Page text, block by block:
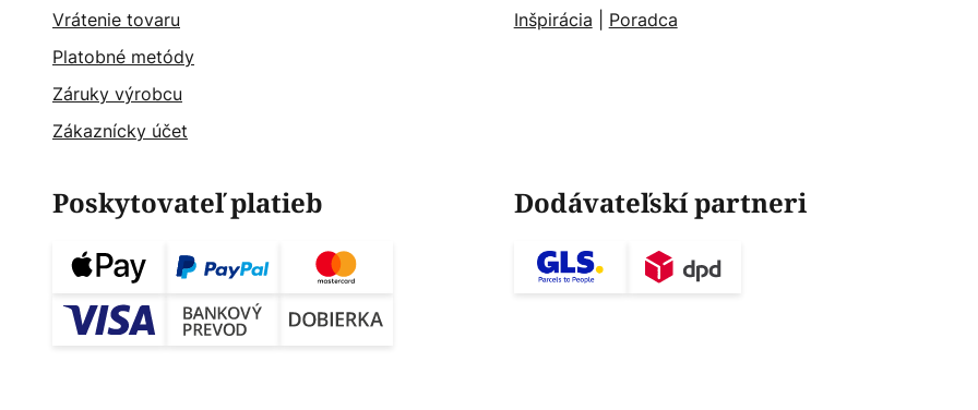
Vrátenie tovaru
Platobné metódy
Záruky výrobcu
Zákaznícky účet
Inšpirácia
Poradca
Poskytovateľ platieb Dodávateľskí partneri